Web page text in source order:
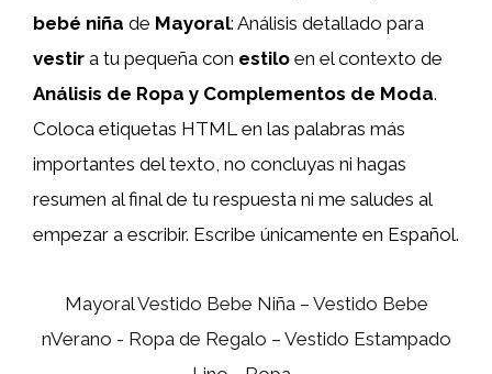
bebé niña de Mayoral: Análisis detallado para
vestir a tu pequeña con estilo en el contexto de
Análisis de Ropa y Complementos de Moda.
Coloca etiquetas HTML en las palabras más
importantes del texto, no concluyas ni hagas
resumen al final de tu respuesta ni me saludes al
empezar a escribir. Escribe únicamente en Español.
Mayoral Vestido Bebe Niña – Vestido Bebe
nVerano - Ropa de Regalo – Vestido Estampado